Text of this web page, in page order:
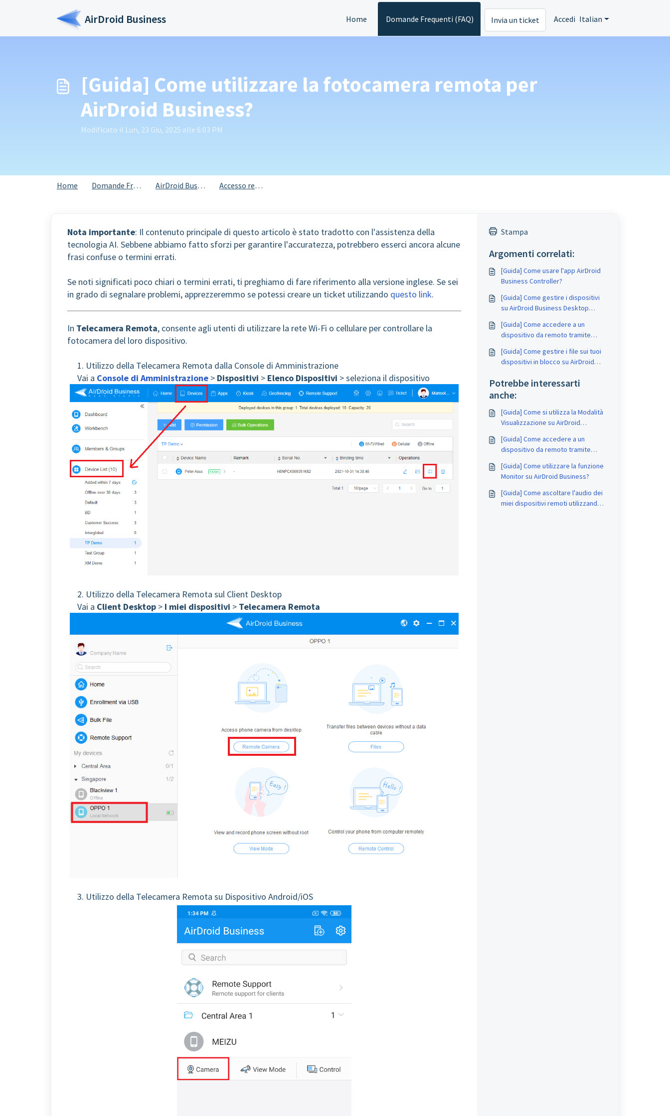
AirDroid Business Home Domande Frequenti (FAQ) Invia un ticket Accedi Italian
[Guida] Come utilizzare la fotocamera remota per
AirDroid Business?
Modificato il Lun, 23 Giu, 2025 alle 6:03 PM
Home Domande Frequenti (FAQ) AirDroid Business Accesso remoto
Nota importante: Il contenuto principale di questo articolo è stato tradotto con l'assistenza della
tecnologia AI. Sebbene abbiamo fatto sforzi per garantire l'accuratezza, potrebbero esserci ancora alcune
frasi confuse o termini errati.
Se noti significati poco chiari o termini errati, ti preghiamo di fare riferimento alla versione inglese. Se sei
in grado di segnalare problemi, apprezzeremmo se potessi creare un ticket utilizzando questo link.
In Telecamera Remota, consente agli utenti di utilizzare la rete Wi-Fi o cellulare per controllare la
fotocamera del loro dispositivo.
1. Utilizzo della Telecamera Remota dalla Console di Amministrazione
Vai a Console di Amministrazione > Dispositivi > Elenco Dispositivi > seleziona il dispositivo
2. Utilizzo della Telecamera Remota sul Client Desktop
Vai a Client Desktop > I miei dispositivi > Telecamera Remota
3. Utilizzo della Telecamera Remota su Dispositivo Android/iOS
Stampa
Argomenti correlati:
[Guida] Come usare l'app AirDroid
Business Controller?
[Guida] Come gestire i dispositivi
su AirDroid Business Desktop
[Guida] Come accedere a un
dispositivo da remoto tramite
Business?
[Guida] Come gestire i file sui tuoi
dispositivi in blocco su AirDroid
Potrebbe interessarti
anche:
[Guida] Come si utilizza la Modalità
Visualizzazione su AirDroid
[Guida] Come accedere a un
dispositivo da remoto tramite
Business?
[Guida] Come utilizzare la funzione
Monitor su AirDroid Business?
[Guida] Come ascoltare l'audio dei
miei dispositivi remoti utilizzando